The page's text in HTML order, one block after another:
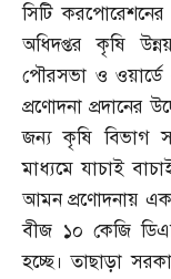
সিটি করপোরেশনের
অধিদপ্তর কৃষি
পৌরসভা ও
প্রণোদনা প্রদানের
জন্য কৃষি বিভাগ
মাধ্যমে যাচাই
আমন প্রণোদনায়
বীজ ১০ কেজি
হচ্ছে। তাছাড়া